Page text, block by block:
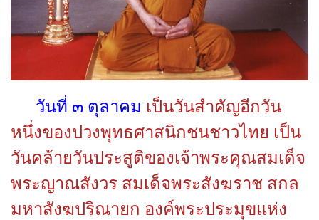
วันที่ ๓ ตุลาคม เป็นวันสำคัญอีกวัน
หนึ่งของปวงพุทธศาสนิกชนชาวไทย เป็น
วันคล้ายวันประสูติของเจ้าพระคุณสมเด็จ
พระญาณสังวร สมเด็จพระสังฆราช สกล
มหาสังฆปริณายก องค์พระประมุขแห่ง